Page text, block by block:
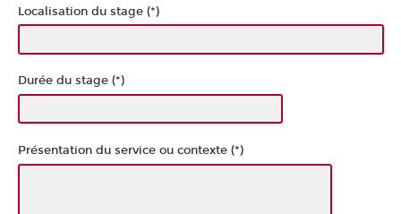
Localisation du stage (*)
Durée du stage (*)
Présentation du service ou contexte (*)